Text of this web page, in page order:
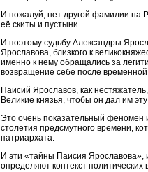
И пожалуй, нет другой фамилии на
её скиты и пустыни.
И поэтому судьбу Александры
Ярославова, близкого к
именно к нему обращались за
возвращение себе после
Паисий Ярославов, как
Великие князья, чтобы он дал им эту
Это очень показательный феномен
столетия предсмутного времени,
патриархата.
И эти «тайны Паисия Ярославова»,
определяют контекст